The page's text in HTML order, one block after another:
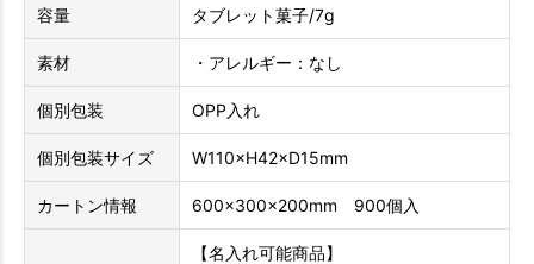
容量 タブレット菓子/7g
素材 ・アレルギー：なし
個別包装 OPP入れ
個別包装サイズ W110×H42×D15mm
カートン情報 600×300×200mm 900個入
【名入れ可能商品】